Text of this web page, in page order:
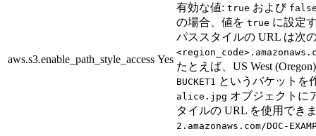
aws.s3.enable_path_style_access Yes
有効な値: true および
の場合、値を true に設定
パススタイルの URL は次
たとえば、US West
BUCKET1 というバケットを
alice.jpg オブジェクトに
タイルの URL を使用でき
2.amazonaws.com/DOC-